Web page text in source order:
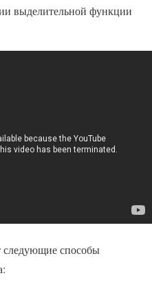
выделительной функции
следующие способы